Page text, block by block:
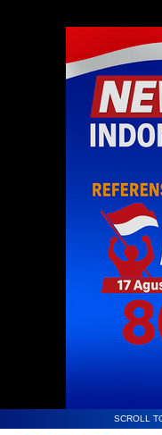
SCROLL